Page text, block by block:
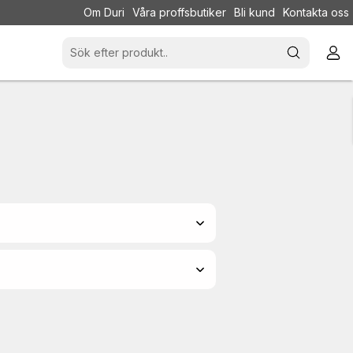
Om Duri Våra proffsbutiker Bli kund Kontakta oss